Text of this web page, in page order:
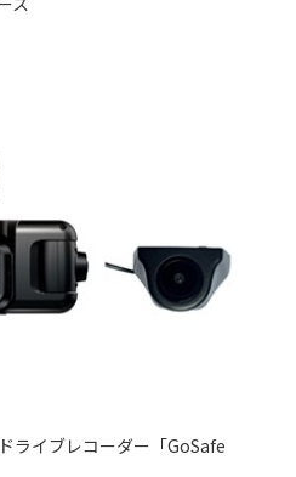
ライブレコーダー「GoSafe